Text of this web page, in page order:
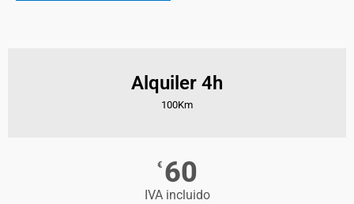
Alquiler 4h
100Km
€ 60
IVA incluido